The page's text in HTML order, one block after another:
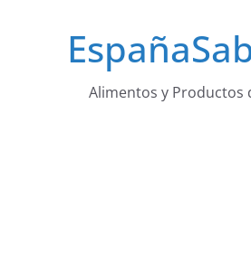
Alimentos y Productos